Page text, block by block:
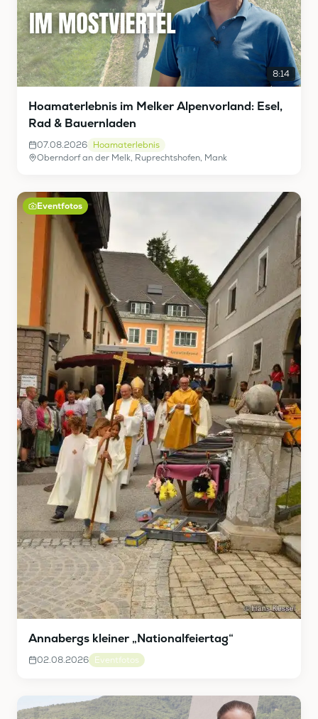
8:14
Hoamaterlebnis im Melker Alpenvorland: Esel,
Rad & Bauernladen
07.08.2026 Hoamaterlebnis
Oberndorf an der Melk, Ruprechtshofen, Mank
Eventfotos
Annabergs kleiner „Nationalfeiertag“
02.08.2026 Eventfotos